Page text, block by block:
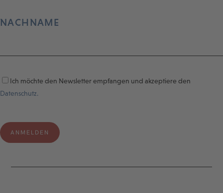
NACHNAME
Ich möchte den Newsletter empfangen und akzeptiere den
Datenschutz.